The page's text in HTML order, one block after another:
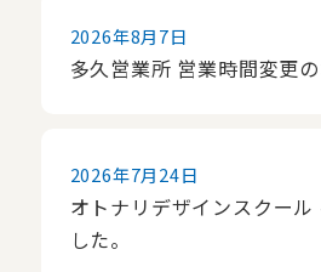
音成印刷のひとづくり
募集要項
エントリーフォーム
お知らせ
2026年8月7日
多久営業所 営業時間変更
2026年7月24日
オトナリデザインスクー
した。